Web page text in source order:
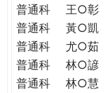
普通科
王○彰
普通科
黃○凱
普通科
尤○茹
普通科
林○諺
普通科
林○慧